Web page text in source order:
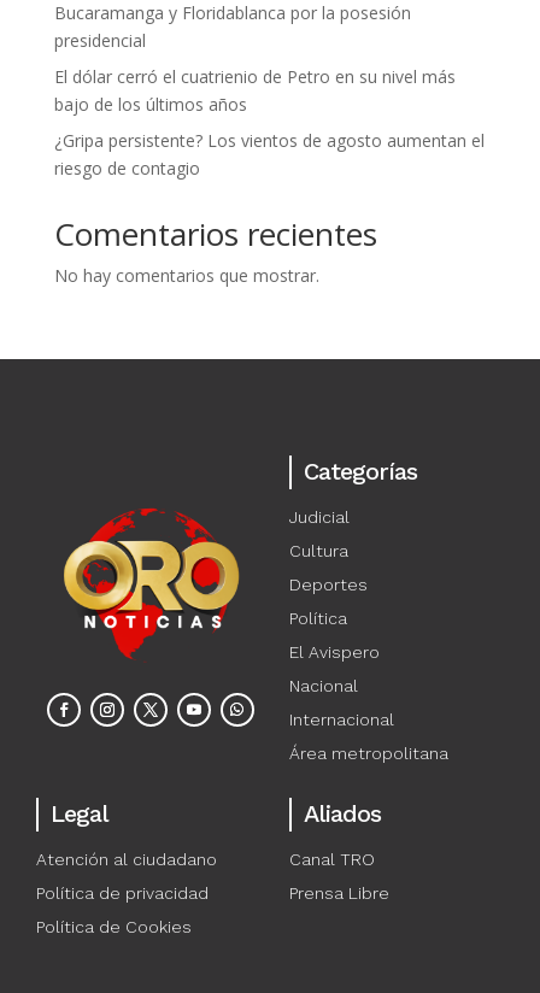
Bucaramanga y Floridablanca por la posesión
presidencial
El dólar cerró el cuatrienio de Petro en su nivel más
bajo de los últimos años
¿Gripa persistente? Los vientos de agosto aumentan el
riesgo de contagio
Comentarios recientes
No hay comentarios que mostrar.
Categorías
Judicial
Cultura
Deportes
Política
El Avispero
Nacional
Internacional
Área metropolitana
Legal
Atención al ciudadano
Política de privacidad
Política de Cookies
Aliados
Canal TRO
Prensa Libre